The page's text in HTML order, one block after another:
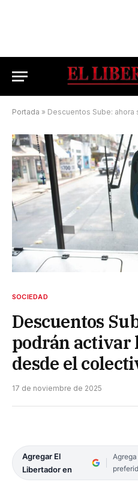
Portada » Descuentos Sube: ahora se
SOCIEDAD
Descuentos
podrán activar
desde el
17 de noviembre de 2025
Agregar El
Libertador en